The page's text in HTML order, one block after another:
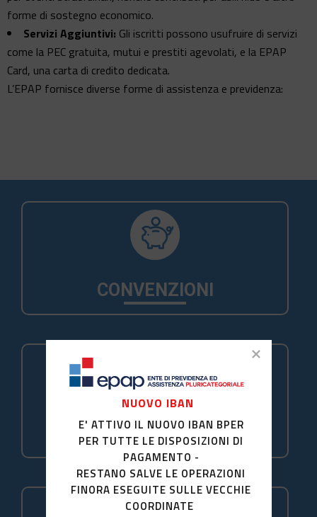
forme di sostegno economico.
Servizi Aggiuntivi: Gli iscritti possono usufruire di servizi
come la PEC gratuita, mutui e prestiti agevolati, e la EPAP
Card, una carta di credito dedicata.
L’EPAP fornisce diverse forme di assistenza e previdenza:
CONVENZIONI
EPAP DAY
NUOVO IBAN
E' ATTIVO IL NUOVO IBAN BPER
PER TUTTE LE DISPOSIZIONI DI
PAGAMENTO -
RESTANO SALVE LE OPERAZIONI
FINORA ESEGUITE SULLE VECCHIE
COORDINATE